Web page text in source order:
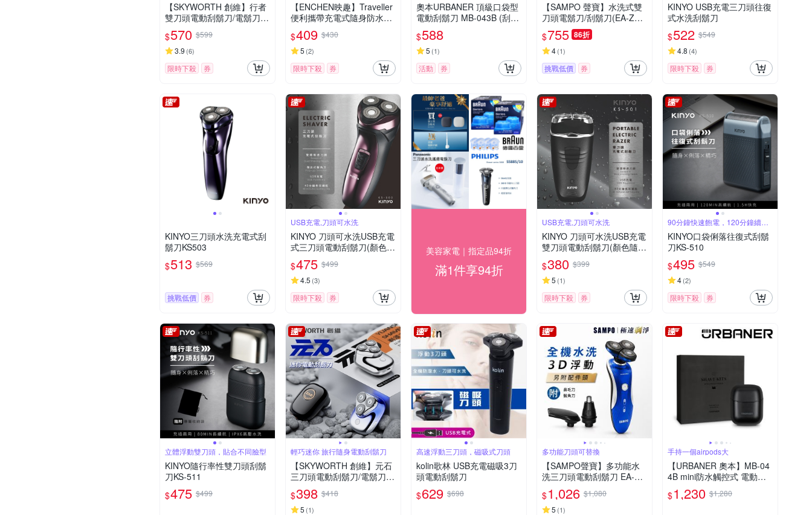
【SKYWORTH 創維】行者
雙刀頭電動刮鬍刀/電鬍刀
台灣公司貨(充電式/IPX7防
水/全機水洗/磁吸刀頭)
$570 $599
3.9 (6)
限時下殺 券
【ENCHEN映趣】Traveller
便利攜帶充電式隨身防水電
動刮鬍刀
$409 $430
5 (2)
限時下殺 券
奧本URBANER 頂級口袋型
電動刮鬍刀 MB-043B (刮鬍
刀/電鬍刀)
$588
5 (1)
活動 券
【SAMPO 聲寶】水洗式雙
刀頭電鬍刀/刮鬍刀(EA-Z26
24WL)
$755 86折
4(1)
挑戰低價 券
KINYO USB充電三刀頭往復
式水洗刮鬍刀
$522 $549
4.8 (4)
限時下殺 券
KINYO三刀頭水洗充電式刮
鬍刀KS503
$513 $569
挑戰低價 券
USB充電,刀頭可水洗
KINYO 刀頭可水洗USB充電
式三刀頭電動刮鬍刀(顏色隨
機)
$475 $499
4.5 (3)
限時下殺 券
美容家電｜指定品94折
滿1件享94折
USB充電,刀頭可水洗
KINYO 刀頭可水洗USB充電
雙刀頭電動刮鬍刀(顏色隨
機)
$380 $399
5 (1)
限時下殺 券
90分鐘快速飽電，120分鐘續航
KINYO口袋俐落往復式刮鬍
刀KS-510
$495 $549
4(2)
限時下殺 券
立體浮動雙刀頭，貼合不同臉型
KINYO隨行率性雙刀頭刮鬍
刀KS-511
$475 $499
輕巧迷你 旅行隨身電動刮鬍刀
【SKYWORTH 創維】元石
三刀頭電動刮鬍刀/電鬍刀
台灣公司貨(充電式/IPX7防
水/全機水洗/磁吸刀頭)
$398 $418
5 (1)
高速浮動三刀頭，磁吸式刀頭
kolin歌林 USB充電磁吸3刀
頭電動刮鬍刀
$629 $698
多功能刀頭可替換
【SAMPO聲寶】多功能水
洗三刀頭電動刮鬍刀 EA-Z1
901WL(鼻毛刀/鬢角刀)
$1,026 $1,080
5 (1)
手持一個airpods大
【URBANER 奧本】MB-04
4B mini防水觸控式 電動刮
鬍刀(口袋電刮鬍刀/電鬍刀/
刮鬍刀)
$1,230 $1,280